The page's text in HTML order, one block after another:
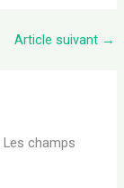
Article suivant →
Les champs